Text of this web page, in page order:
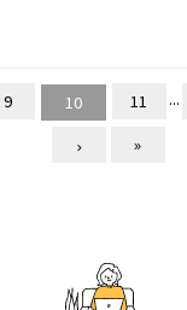
9 10 11 ...
»